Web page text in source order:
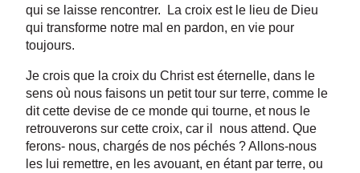
qui se laisse rencontrer. La croix est le lieu de Dieu
qui transforme notre mal en pardon, en vie pour
toujours.
Je crois que la croix du Christ est éternelle, dans le
sens où nous faisons un petit tour sur terre, comme le
dit cette devise de ce monde qui tourne, et nous le
retrouverons sur cette croix, car il nous attend. Que
ferons- nous, chargés de nos péchés ? Allons-nous
les lui remettre, en les avouant, en étant par terre, ou